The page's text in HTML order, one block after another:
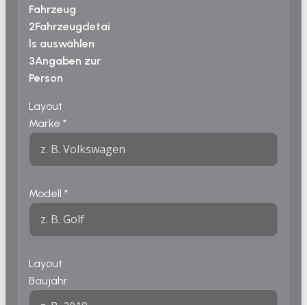
Fahrzeug
2Fahrzeugdetai
ls auswählen
3Angaben zur
Person
Layout
Marke *
Modell *
Layout
Baujahr